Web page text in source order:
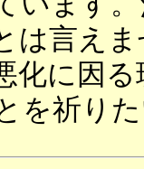
は言え
化に因
を祈り